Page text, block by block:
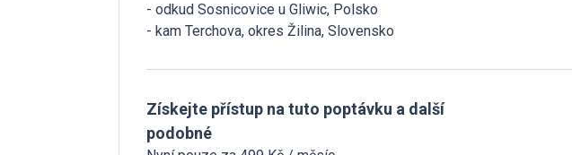
- odkud Sosnicovice u Gliwic, Polsko
- kam Terchova, okres Žilina, Slovensko
Získejte přístup na tuto poptávku a další
podobné